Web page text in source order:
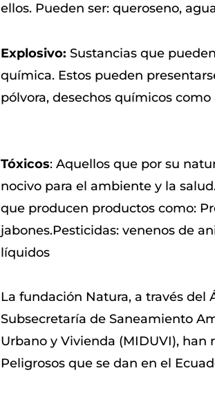
ellos. Pueden ser: queroseno,
Explosivo: Sustancias que
química. Estos pueden
pólvora, desechos químicos
Tóxicos: Aquellos que por su
nocivo para el ambiente y la
que producen productos como:
jabones.Pesticidas: venenos de
líquidos
La fundación Natura, a través del
Subsecretaría de Saneamiento
Urbano y Vivienda (MIDUVI), han
Peligrosos que se dan en el